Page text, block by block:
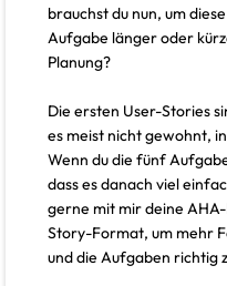
brauchst du nun, um
Aufgabe länger oder
Planung?
Die ersten User-Stories
es meist nicht gewohnt,
Wenn du die fünf
dass es danach viel
gerne mit mir deine
Story-Format, um mehr
und die Aufgaben richtig